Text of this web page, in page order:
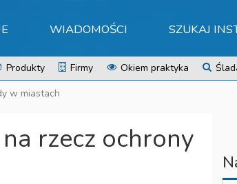
WIADOMOŚCI SZUKAJ
Produkty Firmy Okiem praktyka
w miastach
rzecz ochrony